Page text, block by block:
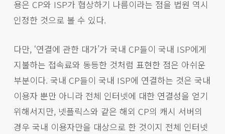
용은 CP와 ISP가 협상하기 나름이라는 점을 법원 역시
인정한 것으로 볼 수 있다.
다만, ‘연결에 관한 대가’가 국내 CP들이 국내 ISP에게
지불하는 접속료와 동등한 것처럼 표현한 점은 아쉬운
부분이다. 국내 CP들이 국내 ISP에 연결하는 것은 국내
이용자 뿐만 아니라 전체 인터넷에 대한 연결성을 얻기
위해서지만, 넷플릭스와 같은 해외 CP의 캐시 서버의
경우 국내 이용자만을 대상으로 한 것이지 전체 인터넷